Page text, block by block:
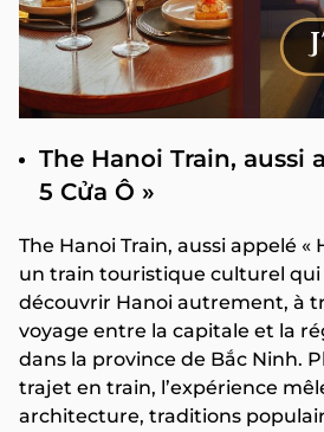
The Hanoi Train, aussi
5 Cửa Ô »
The Hanoi Train, aussi appelé «
un train touristique culturel
découvrir Hanoi autrement, à
voyage entre la capitale et la
dans la province de Bắc Ninh.
trajet en train, l’expérience
architecture, traditions